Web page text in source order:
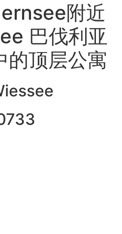
附近
巴伐利亚
的顶层公寓